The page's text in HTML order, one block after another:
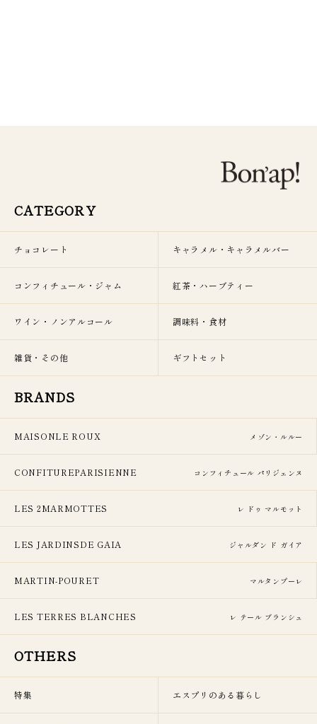
CATEGORY
チョコレート キャラメル・キャラメルバー
コンフィチュール・ジャム 紅茶・ハーブティー
ワイン・ノンアルコール 調味料・食材
雑貨・その他 ギフトセット
BRANDS
MAISONLE ROUX メゾン・ルルー
CONFITUREPARISIENNE コンフィチュール パリジェンヌ
LES 2MARMOTTES レ ドゥ マルモット
LES JARDINSDE GAIA ジャルダン ド ガイア
MARTIN-POURET マルタンプーレ
LES TERRES BLANCHES レ テール ブランシュ
OTHERS
特集 エスプリのある暮らし